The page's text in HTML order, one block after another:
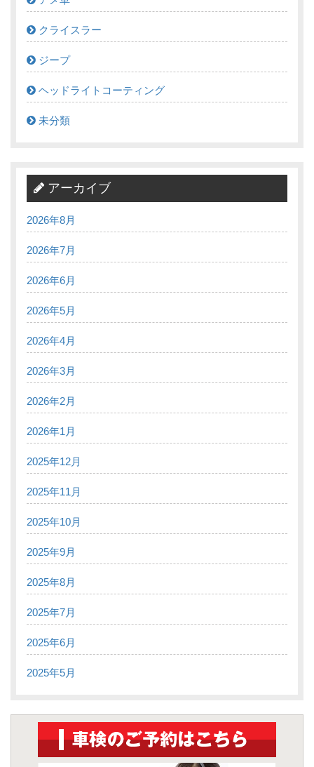
クライスラー
ジープ
ヘッドライトコーティング
未分類
アーカイブ
2026年8月
2026年7月
2026年6月
2026年5月
2026年4月
2026年3月
2026年2月
2026年1月
2025年12月
2025年11月
2025年10月
2025年9月
2025年8月
2025年7月
2025年6月
2025年5月